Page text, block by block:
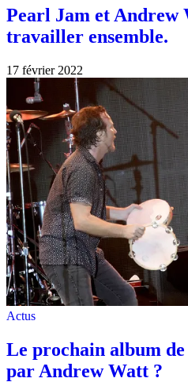
Pearl Jam et Andrew
travailler ensemble.
17 février 2022
Actus
Le prochain album
par Andrew Watt ?